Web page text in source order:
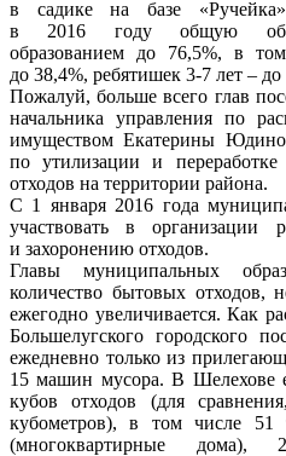
в садике на базе
в 2016 году общую
образованием до 76,5%, в
до 38,4%, ребятишек 3-7 лет – до
Пожалуй, больше всего глав
начальника управления по
имуществом Екатерины
по утилизации и
отходов на территории района.
С 1 января 2016 года
участвовать в организации
и захоронению отходов.
Главы муниципальных
количество бытовых отходов,
ежегодно увеличивается. Как
Большелугского городского
ежедневно только из
15 машин мусора. В Шелехове
кубов отходов (для
кубометров), в том числе
(многоквартирные